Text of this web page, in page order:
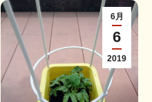
6月
6
2019